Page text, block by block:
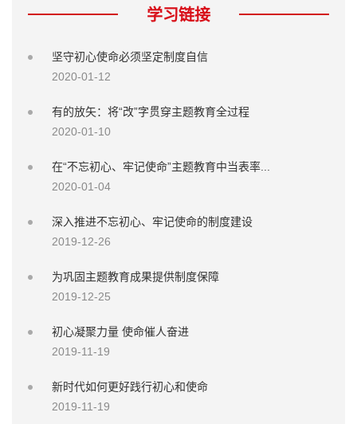
学习链接
坚守初心使命必须坚定制度自信
2020-01-12
有的放矢：将“改”字贯穿主题教育全过程
2020-01-10
在“不忘初心、牢记使命”主题教育中当表率...
2020-01-04
深入推进不忘初心、牢记使命的制度建设
2019-12-26
为巩固主题教育成果提供制度保障
2019-12-25
初心凝聚力量 使命催人奋进
2019-11-19
新时代如何更好践行初心和使命
2019-11-19